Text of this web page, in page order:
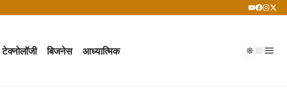
टेक्नोलॉजी बिजनेस आध्यात्मिक